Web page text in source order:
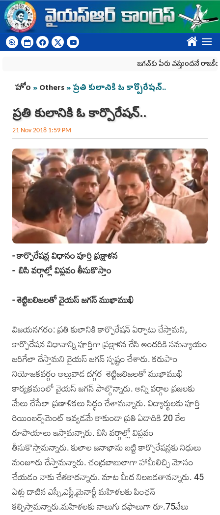
Skip to main content
????
జగన్‌కు పేరు వస్తుందనే రాజకీయ కక్షతో
You are here
హోం »Others» ప్రతి కులానికి ఓ కార్పొరేషన్‌..
ప్రతి కులానికి ఓ కార్పొరేషన్‌..
21 Nov 2018 1:59 PM
- కార్పొరేషన్ల విధానం పూర్తి ప్రక్షాళన
- బిసి వర్గాల్లో విప్లవం తీసుకొస్తాం
- శెట్టిబలిజలతో వైయస్‌ జగన్‌ ముఖాముఖి
విజయనగరం: ప్రతి కులానికి కార్పొరేషన్‌ ఏర్పాటు చేస్తామని,
కార్పొరేషన విధానాన్ని పూర్తిగా ప్రక్షాళన చేసి అందరికి సమన్యాయం
జరిగేలా చేస్తామని వైయస్‌ జగన్‌ స్పష్టం చేశారు. కరుపాం
నియోజకవర్గం అల్లువాడ దగ్గర శెట్టిజలిజలతో ముఖాముఖి
కార్యక్రమంలో వైయస్‌ జగన్‌ పాల్గొన్నారు. అన్ని వర్గాల ప్రజలకు
మేలు చేసేలా ప్రణాళికలు సిద్ధం చేశామన్నారు. విద్యార్థులకు పూర్తి
రియింబర్స్‌మెంట్‌ ఇవ్వడమే కాకుండా ప్రతి ఏడాదికి 20 వేల
రూపాయాలు ఇస్తామన్నారు. బిసి వర్గాల్లో విప్లవం
తీసుకొస్తామన్నారు. కులాల జనాభాను బట్టి కార్పొరేషన్లకు నిధులు
మంజూరు చేస్తామన్నారు. చంద్రబాబులాగా హామీలిచ్చి మోసం
చేయడం నాకు చేతకాదన్నారు. మాట మీద నిలబడతానన్నారు. 45
ఏళ్లు దాటిన ఎస్సీ,ఎస్టీ,మైనార్టీ మహిళలకు పింఛన్‌
కల్పిస్తామన్నారు.మహిళలకు నాలుగు దఫాలుగా రూ.75వేలు